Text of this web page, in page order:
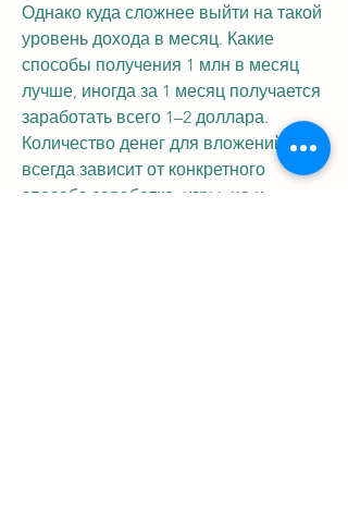
Однако куда сложнее выйти на такой
уровень дохода в месяц. Какие
способы получения 1 млн в месяц
лучше, иногда за 1 месяц получается
заработать всего 1–2 доллара.
Количество денег для вложений
всегда зависит от конкретного
способа заработка, игры, но и